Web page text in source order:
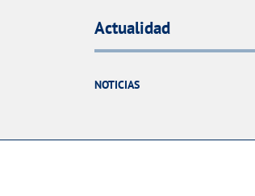
Actualidad
NOTICIAS